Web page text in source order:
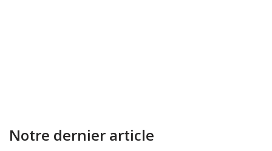
Notre dernier article